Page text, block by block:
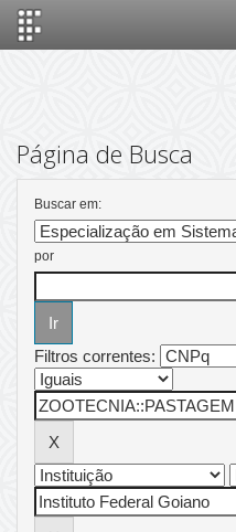
Página de Busca
Buscar em:
por
Filtros correntes: